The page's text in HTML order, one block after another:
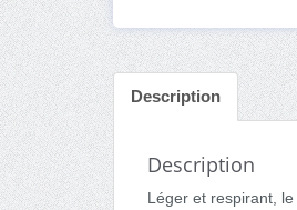
Description
Description
Léger et respirant,